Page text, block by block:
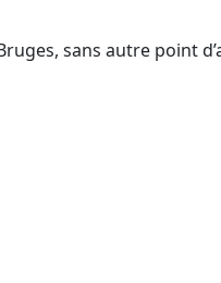
sans autre point